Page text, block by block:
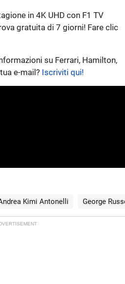
in 4K UHD con F1 TV
gratuita di 7 giorni! Fare clic
su Ferrari, Hamilton,
e-mail? Iscriviti qui!
Kimi Antonelli George